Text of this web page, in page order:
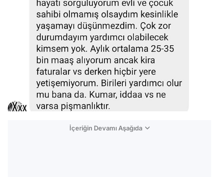
İçeriğin Devamı Aşağıda